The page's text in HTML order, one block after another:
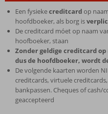
Een fysiekecreditcard op
hoofdboeker, als borg is
De creditcard móet op naam
hoofboeker, staan
Zonder geldige creditcard
dus de hoofdboeker, wordt
De volgende kaarten worden
creditcards, virtuele
bankpassen. Cheques of
geaccepteerd